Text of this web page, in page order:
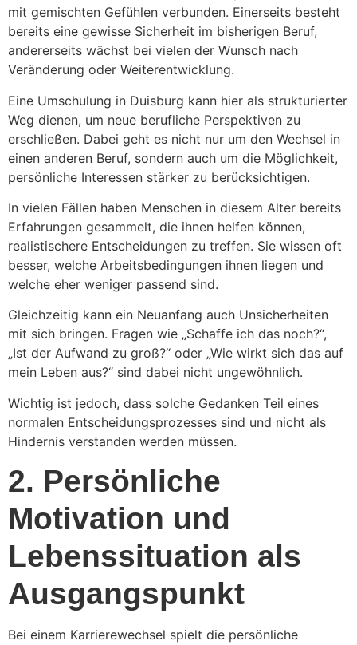
mit gemischten Gefühlen verbunden. Einerseits besteht
bereits eine gewisse Sicherheit im bisherigen Beruf,
andererseits wächst bei vielen der Wunsch nach
Veränderung oder Weiterentwicklung.
Eine Umschulung in Duisburg kann hier als strukturierter
Weg dienen, um neue berufliche Perspektiven zu
erschließen. Dabei geht es nicht nur um den Wechsel in
einen anderen Beruf, sondern auch um die Möglichkeit,
persönliche Interessen stärker zu berücksichtigen.
In vielen Fällen haben Menschen in diesem Alter bereits
Erfahrungen gesammelt, die ihnen helfen können,
realistischere Entscheidungen zu treffen. Sie wissen oft
besser, welche Arbeitsbedingungen ihnen liegen und
welche eher weniger passend sind.
Gleichzeitig kann ein Neuanfang auch Unsicherheiten
mit sich bringen. Fragen wie „Schaffe ich das noch?“,
„Ist der Aufwand zu groß?“ oder „Wie wirkt sich das auf
mein Leben aus?“ sind dabei nicht ungewöhnlich.
Wichtig ist jedoch, dass solche Gedanken Teil eines
normalen Entscheidungsprozesses sind und nicht als
Hindernis verstanden werden müssen.
2. Persönliche
Motivation und
Lebenssituation als
Ausgangspunkt
Bei einem Karrierewechsel spielt die persönliche